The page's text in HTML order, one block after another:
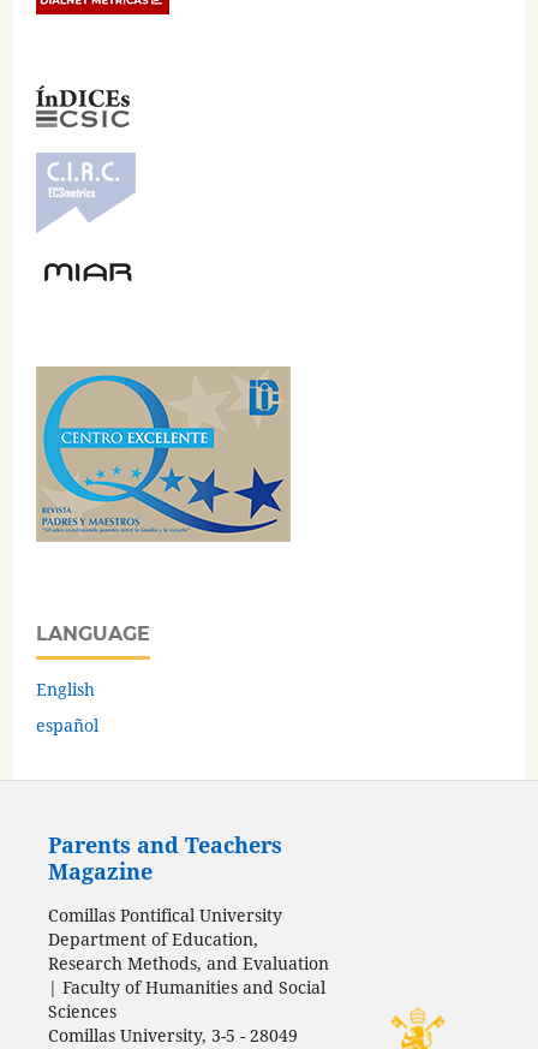
LANGUAGE
English
español
Parents and Teachers
Magazine
Comillas Pontifical University
Department of Education,
Research Methods, and Evaluation
| Faculty of Humanities and Social
Sciences
Comillas University, 3-5 - 28049